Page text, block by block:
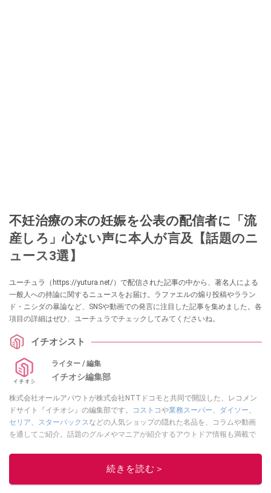
不妊治療の末の妊娠を公表の配信者に「流
産しろ」心ない声に本人が言及【話題のニ
ュース3選】
ユーチュラ（https://yutura.net/）で配信された記事の中から、著名人による
一般人への持論に関するニュースをお届け。ラファエルの煽り投稿やララン
ド・ニシダの暴論など、SNSや動画での発言に注目した記事を集めました。各
項目の詳細はぜひ、ユーチュラでチェックしてみてくださいね。
イチオシスト
ライター / 編集
イチオシ編集部
株式会社オールアバウトが株式会社NTTドコモと共同で開設した、レコメン
ドサイト『イチオシ』の編集部です。
コストコや業務スーパー、 ダイソー、
セリア、 スターバックスなどの人気ショップの隠れた名品を、コラムや動画
を通してご紹介。話題のグルメやマニアが紹介するアウトドア情報も満載で
レビューしています。毎日トレンド情報をお届けしているので、ぜひ
してください！続きを読む＞